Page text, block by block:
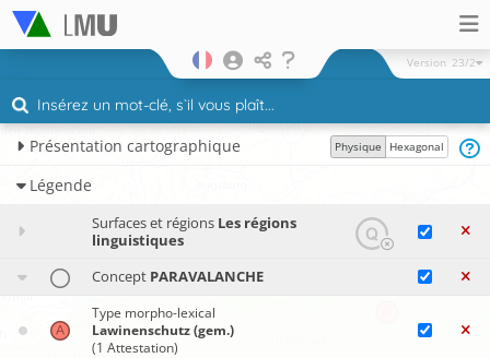
Version 23/2
Présentation cartographique Physique Hexagonal
Légende
Surfaces et régions Les régions
linguistiques
Concept PARAVALANCHE
Type morpho-lexical
Lawinenschutz (gem.)
(1 Attestation)